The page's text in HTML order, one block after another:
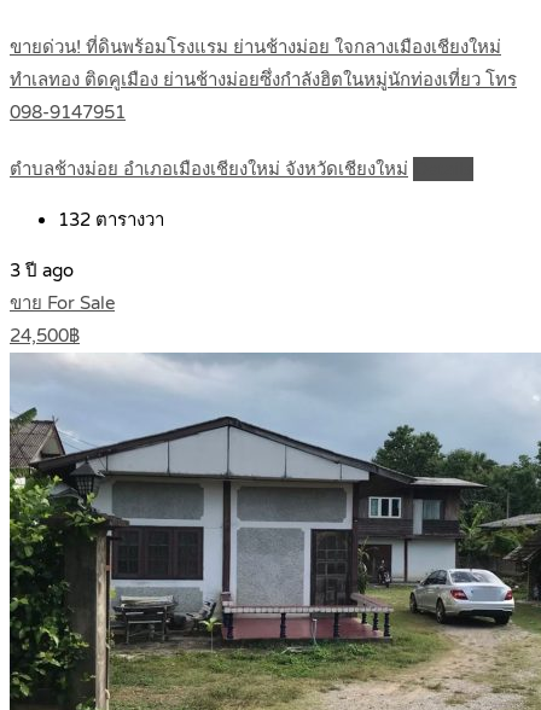
ขายด่วน! ที่ดินพร้อมโรงแรม ย่านช้างม่อย ใจกลางเมืองเชียงใหม่
ทำเลทอง ติดคูเมือง ย่านช้างม่อยซึ่งกำลังฮิตในหมู่นักท่องเที่ยว โทร
098-9147951
ตำบลช้างม่อย อำเภอเมืองเชียงใหม่ จังหวัดเชียงใหม่
132 ตารางวา
3 ปี ago
ขาย For Sale
24,500฿